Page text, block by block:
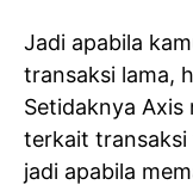
Jadi apabila
transaksi lama,
Setidaknya Axis
terkait transaksi
jadi apabila